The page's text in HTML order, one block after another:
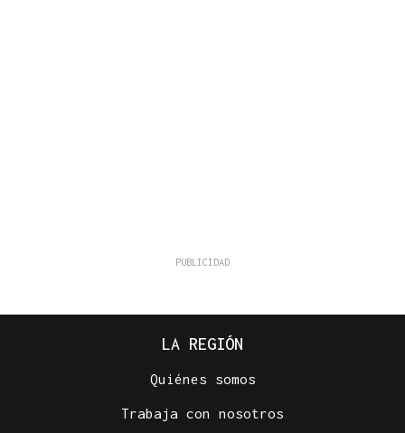
LA REGIÓN
Quiénes somos
Trabaja con nosotros